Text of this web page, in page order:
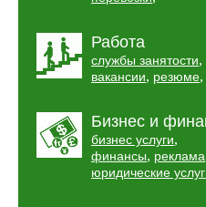
Работа
службы занятости,
вакансии, резюме,
Бизнес и
бизнес услуги,
финансы, реклама
юридические